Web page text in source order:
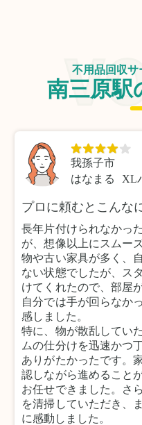
不用品回収サ
南三原駅
我孫子市
はなまる
XL
プロに頼むとこんな
長年片付けられなかっ
が、想像以上にスムー
物や古い家具が多く、
ない状態でしたが、ス
けてくれたので、部屋
自分では手が回らなか
感しました。
特に、物が散乱してい
ムの仕分けを迅速かつ
ありがたかったです。
認しながら進めること
お任せできました。さ
を清掃していただき、
に感動しました。